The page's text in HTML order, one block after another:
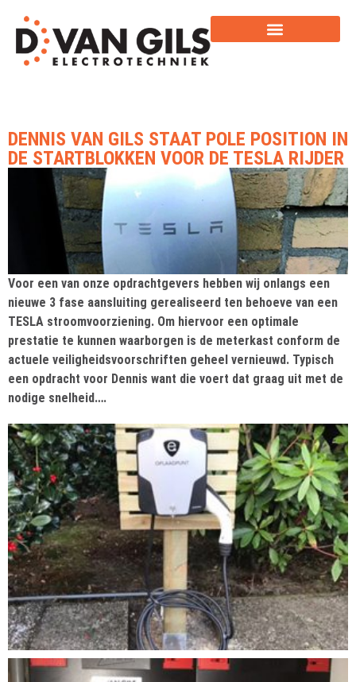
DENNIS VAN GILS STAAT POLE POSITION IN
DE STARTBLOKKEN VOOR DE TESLA RIJDER
Voor een van onze opdrachtgevers hebben wij onlangs een
nieuwe 3 fase aansluiting gerealiseerd ten behoeve van een
TESLA stroomvoorziening. Om hiervoor een optimale
prestatie te kunnen waarborgen is de meterkast conform de
actuele veiligheidsvoorschriften geheel vernieuwd. Typisch
een opdracht voor Dennis want die voert dat graag uit met de
nodige snelheid….